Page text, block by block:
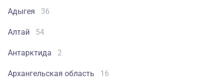
Адыгея 36
Алтай 54
Антарктида 2
Архангельская область 16